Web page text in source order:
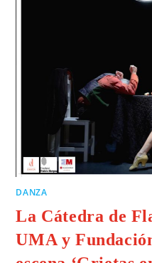
DANZA
La Cátedra de
UMA y